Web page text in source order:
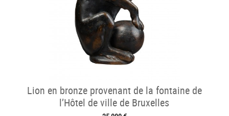
Lion en bronze provenant de la fontaine de
l’Hôtel de ville de Bruxelles